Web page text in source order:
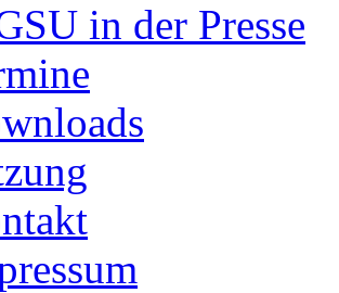
in der Presse